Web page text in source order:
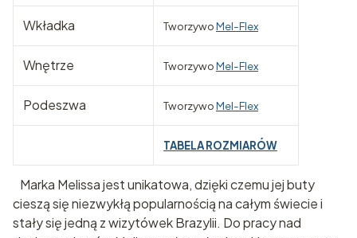
Wkładka TworzywoMel-Flex
Wnętrze TworzywoMel-Flex
Podeszwa TworzywoMel-Flex
TABELA ROZMIARÓW
Marka Melissa jest unikatowa, dzięki czemu jej buty
cieszą się niezwykłą popularnością na całym świecie i
stały się jedną z wizytówek Brazylii. Do pracy nad